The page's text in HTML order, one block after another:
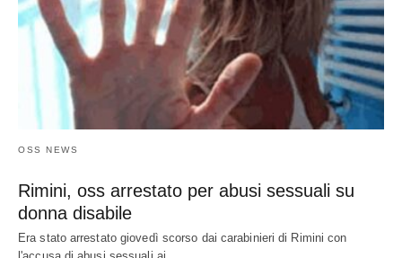
OSS NEWS
Rimini, oss arrestato per abusi sessuali su
donna disabile
Era stato arrestato giovedì scorso dai carabinieri di Rimini con